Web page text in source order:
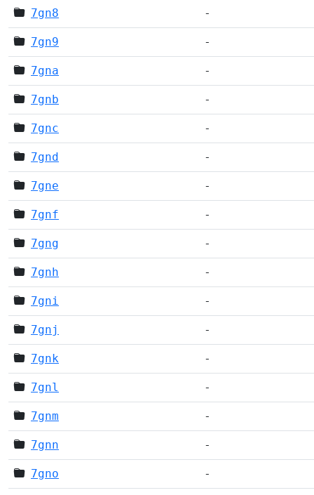
7gn8 -
7gn9 -
7gna -
7gnb -
7gnc -
7gnd -
7gne -
7gnf -
7gng -
7gnh -
7gni -
7gnj -
7gnk -
7gnl -
7gnm -
7gnn -
7gno -